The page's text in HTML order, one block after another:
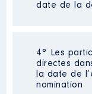
2021
2022
date de la
Néant
4° Les
directes
la date de
nomination